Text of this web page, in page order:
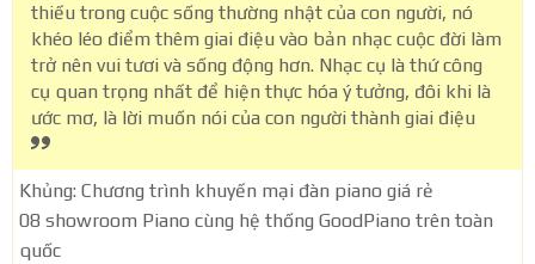
thiếu trong cuộc sống thường nhật của con người, nó
khéo léo điểm thêm giai điệu vào bản nhạc cuộc đời làm
trở nên vui tươi và sống động hơn. Nhạc cụ là thứ công
cụ quan trọng nhất để hiện thực hóa ý tưởng, đôi khi là
ước mơ, là lời muốn nói của con người thành giai điệu
Khủng: Chương trình khuyến mại đàn piano giá rẻ
08 showroom Piano cùng hệ thống GoodPiano trên toàn
quốc